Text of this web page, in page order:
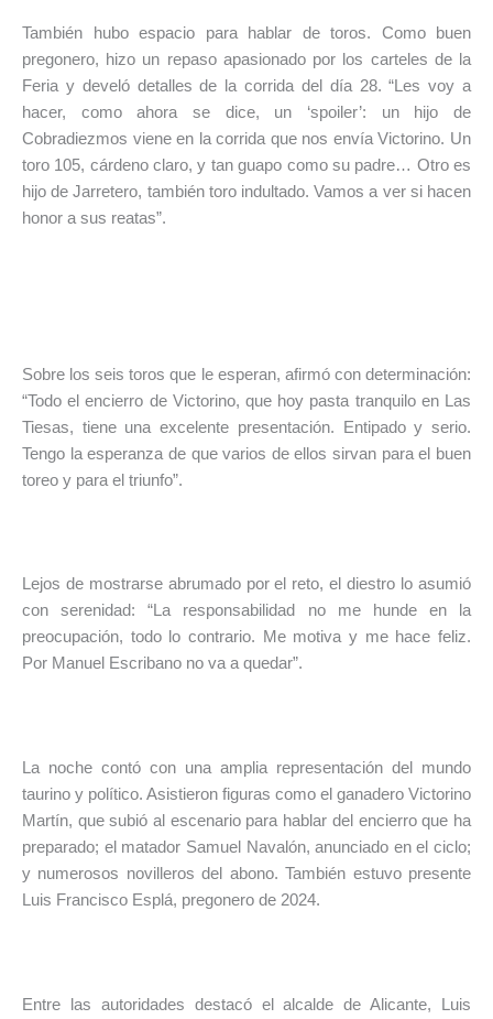
También hubo espacio para hablar de toros. Como buen
pregonero, hizo un repaso apasionado por los carteles de la
Feria y develó detalles de la corrida del día 28. “Les voy a
hacer, como ahora se dice, un ‘spoiler’: un hijo de
Cobradiezmos viene en la corrida que nos envía Victorino. Un
toro 105, cárdeno claro, y tan guapo como su padre… Otro es
hijo de Jarretero, también toro indultado. Vamos a ver si hacen
honor a sus reatas”.
Sobre los seis toros que le esperan, afirmó con determinación:
“Todo el encierro de Victorino, que hoy pasta tranquilo en Las
Tiesas, tiene una excelente presentación. Entipado y serio.
Tengo la esperanza de que varios de ellos sirvan para el buen
toreo y para el triunfo”.
Lejos de mostrarse abrumado por el reto, el diestro lo asumió
con serenidad: “La responsabilidad no me hunde en la
preocupación, todo lo contrario. Me motiva y me hace feliz.
Por Manuel Escribano no va a quedar”.
La noche contó con una amplia representación del mundo
taurino y político. Asistieron figuras como el ganadero Victorino
Martín, que subió al escenario para hablar del encierro que ha
preparado; el matador Samuel Navalón, anunciado en el ciclo;
y numerosos novilleros del abono. También estuvo presente
Luis Francisco Esplá, pregonero de 2024.
Entre las autoridades destacó el alcalde de Alicante, Luis